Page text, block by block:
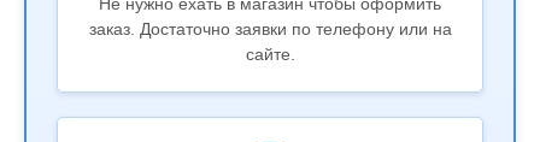
заказ. Достаточно заявки по телефону или на
сайте.